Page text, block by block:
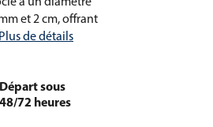
et 2 cm, offrant
Plus de détails
Départ sous
48/72 heures